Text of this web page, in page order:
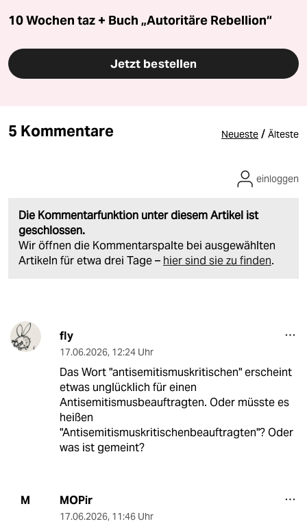
10 Wochen taz + Buch „Autoritäre Rebellion“
Jetzt bestellen
5 Kommentare Neueste / Älteste
Die Kommentarfunktion unter diesem Artikel ist
geschlossen.
Wir öffnen die Kommentarspalte bei ausgewählten
Artikeln für etwa drei Tage – hier sind sie zu finden.
einloggen
fly
17.06.2026, 12:24 Uhr
Das Wort "antisemitismuskritischen" erscheint
etwas unglücklich für einen
Antisemitismusbeauftragten. Oder müsste es
heißen
"Antisemitismuskritischenbeauftragten"? Oder
was ist gemeint?
M MOPir
17.06.2026, 11:46 Uhr